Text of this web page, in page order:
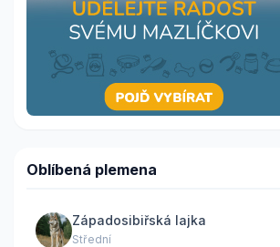
Oblíbená plemena
Západosibiřská lajka
Střední